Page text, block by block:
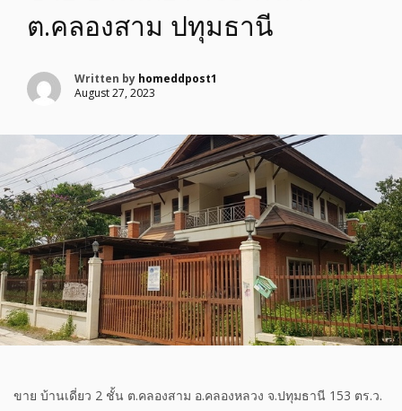
ต.คลองสาม ปทุมธานี
Written by homeddpost1
August 27, 2023
ขาย บ้านเดี่ยว 2 ชั้น ต.คลองสาม อ.คลองหลวง จ.ปทุมธานี 153 ตร.ว.